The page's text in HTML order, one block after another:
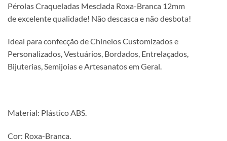
Pérolas Craqueladas Mesclada Roxa-Branca 12mm
de excelente qualidade! Não descasca e não desbota!
Ideal para confecção de Chinelos Customizados e
Personalizados, Vestuários, Bordados, Entrelaçados,
Bijuterias, Semijoias e Artesanatos em Geral.
Material: Plástico ABS.
Cor: Roxa-Branca.